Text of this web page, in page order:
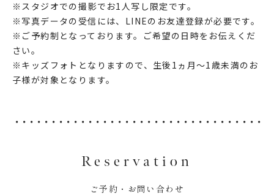
※スタジオでの撮影でお1人写し限定です。
※写真データの受信には、LINEのお友達登録が必要です。
※ご予約制となっております。ご希望の日時をお伝えくだ
さい。
※キッズフォトとなりますので、生後1ヵ月～1歳未満のお
子様が対象となります。
Reservation
ご予約・お問い合わせ